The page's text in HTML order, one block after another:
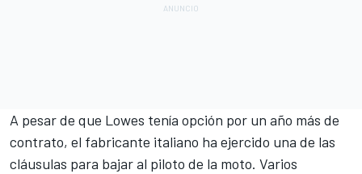
A pesar de que Lowes tenía opción por un año más de
contrato, el fabricante italiano ha ejercido una de las
cláusulas para bajar al piloto de la moto. Varios